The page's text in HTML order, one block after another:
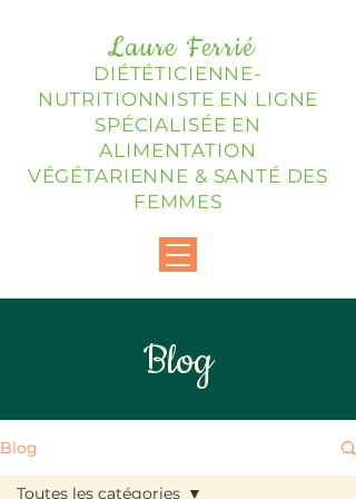
DIÉTÉTICIENNE-
NUTRITIONNISTE EN LIGNE
SPÉCIALISÉE EN
ALIMENTATION
VÉGÉTARIENNE & SANTÉ DES
FEMMES
Laure Ferrié
Blog
Blog
Toutes les catégories